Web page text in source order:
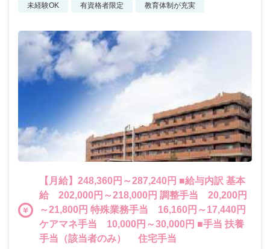
未経験OK 有資格者限定 教育体制が充実
【月給】248,360円～287,240円 ■給与内訳 基本
給 202,000円～218,000円 調整手当 20,200円
～21,800円 特殊業務手当 16,160円～17,440円
ケアマネ手当 10,000円～30,000円 ■手当 扶養
手当（該当者のみ） 住宅手当